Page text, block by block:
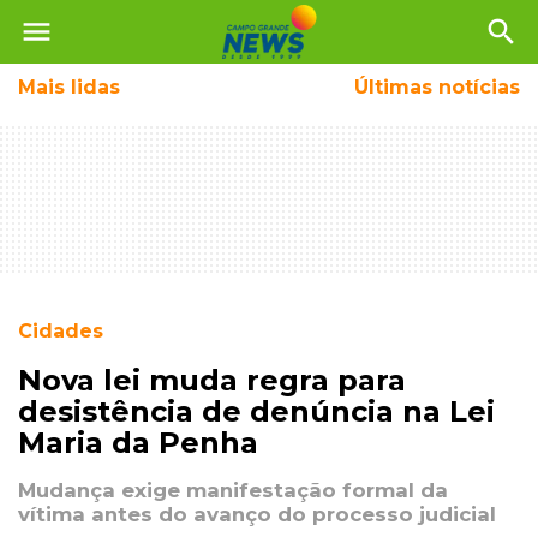
menu search
Mais lidas Últimas notícias
Cidades
Nova lei muda regra para
desistência de denúncia na Lei
Maria da Penha
Mudança exige manifestação formal da
vítima antes do avanço do processo judicial